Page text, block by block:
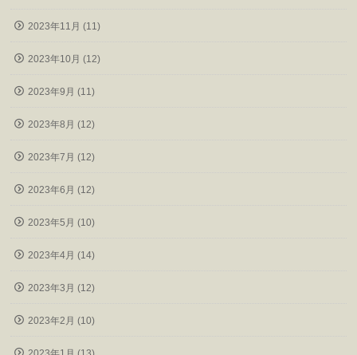
2023年11月 (11)
2023年10月 (12)
2023年9月 (11)
2023年8月 (12)
2023年7月 (12)
2023年6月 (12)
2023年5月 (10)
2023年4月 (14)
2023年3月 (12)
2023年2月 (10)